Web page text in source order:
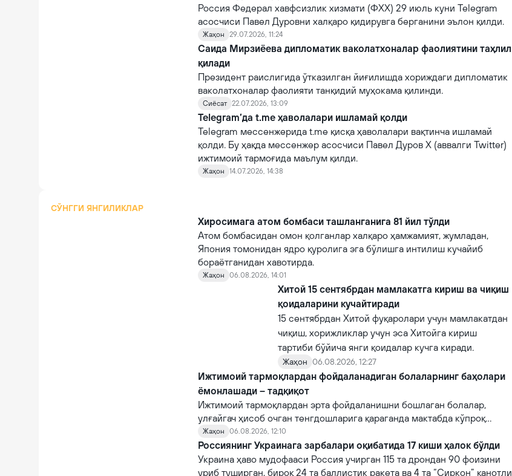
Россия Федерал хавфсизлик хизмати (ФХХ) 29 июль куни Telegram
асосчиси Павел Дуровни халқаро қидирувга берганини эълон қилди.
Жаҳон 29.07.2026, 11:24
Саида Мирзиёева дипломатик ваколатхоналар фаолиятини таҳлил
қилади
Президент раислигида ўтказилган йиғилишда хориждаги дипломатик
ваколатхоналар фаолияти танқидий муҳокама қилинди.
Сиёсат 22.07.2026, 13:09
Telegram’да t.me ҳаволалари ишламай қолди
Telegram мессенжерида t.me қисқа ҳаволалари вақтинча ишламай
қолди. Бу ҳақда мессенжер асосчиси Павел Дуров X (аввалги Twitter)
ижтимоий тармоғида маълум қилди.
Жаҳон 14.07.2026, 14:38
СЎНГГИ ЯНГИЛИКЛАР
Хиросимага атом бомбаси ташланганига 81 йил тўлди
Атом бомбасидан омон қолганлар халқаро ҳамжамият, жумладан,
Япония томонидан ядро қуролига эга бўлишга интилиш кучайиб
бораётганидан хавотирда.
Жаҳон 06.08.2026, 14:01
Хитой 15 сентябрдан мамлакатга кириш ва чиқиш
қоидаларини кучайтиради
15 сентябрдан Хитой фуқаролари учун мамлакатдан
чиқиш, хорижликлар учун эса Хитойга кириш
тартиби бўйича янги қоидалар кучга киради.
Жаҳон 06.08.2026, 12:27
Ижтимоий тармоқлардан фойдаланадиган болаларнинг баҳолари
ёмонлашади – тадқиқот
Ижтимоий тармоқлардан эрта фойдаланишни бошлаган болалар,
улғайгач ҳисоб очган тенгдошларига қараганда мактабда кўпроқ
қийналишади.
Жаҳон 06.08.2026, 12:10
Россиянинг Украинага зарбалари оқибатида 17 киши ҳалок бўлди
Украина ҳаво мудофааси Россия учирган 115 та дрондан 90 фоизини
уриб туширган, бироқ 24 та баллистик ракета ва 4 та “Сиркон” қанотли